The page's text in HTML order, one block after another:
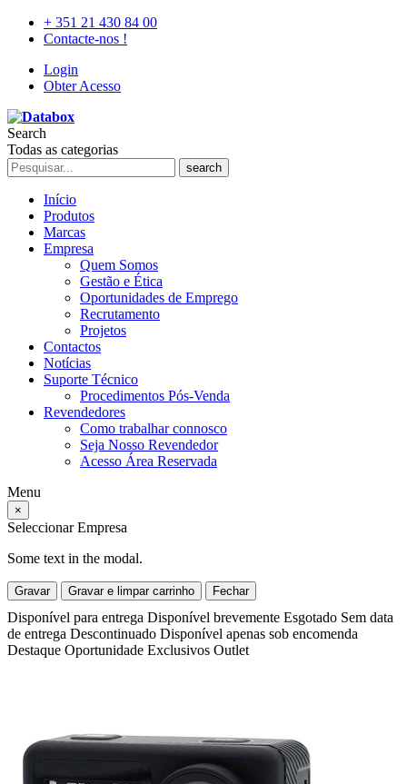
+ 351 21 430 84 00
Contacte-nos !
Login
Obter Acesso
Search
Todas as categorias
search
Início
Produtos
Marcas
Empresa
Quem Somos
Gestão e Ética
Oportunidades de Emprego
Recrutamento
Projetos
Contactos
Notícias
Suporte Técnico
Procedimentos Pós-Venda
Revendedores
Como trabalhar connosco
Seja Nosso Revendedor
Acesso Área Reservada
Menu
×
Seleccionar Empresa
Some text in the modal.
Gravar Gravar e limpar carrinho Fechar
Disponível para entrega Disponível brevemente Esgotado Sem data
de entrega Descontinuado Disponível apenas sob encomenda
Destaque Oportunidade Exclusivos Outlet